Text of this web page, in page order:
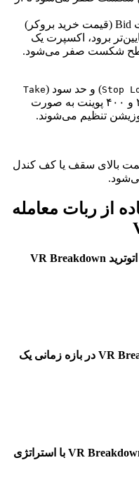
اگر قیمت Bid (قیمت خرید بروکر)
برود، اکسپرت یک
شکست صفر می‌شود.
Stop) و حد سود (Take
) بر اساس مقادیر ورودی (۲۰۰ و ۴۰۰ پوینت به صورت
تنظیم می‌شوند.
بالای سقف یا کف کندل
از ربات معامله
نمایی از لحظه بک تست گیری با ربات اتوترید VR Breakdown
نتایج تست ربات اتوترید VR Breakdown Level در بازه زمانی یک
گزارش بک تست ربات اتوترید VR Breakdown Level با استراتژی